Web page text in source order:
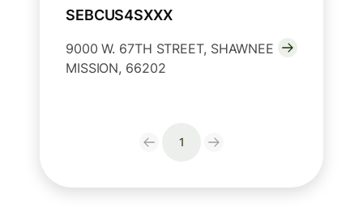
SEBCUS4SXXX
9000 W. 67TH STREET, SHAWNEE
MISSION, 66202
1